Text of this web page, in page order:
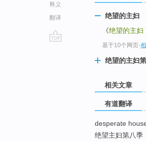
释义
翻译
绝望的主妇
《绝望的主妇
基于10个网页-
绝望的主妇
相关文章
有道翻译
desperate
绝望主妇第八季